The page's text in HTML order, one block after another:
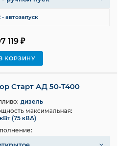
119 ₽
КОРЗИНУ
- автозапуск
Старт АД 50-Т400
дизель
максимальная:
(75 кВА)